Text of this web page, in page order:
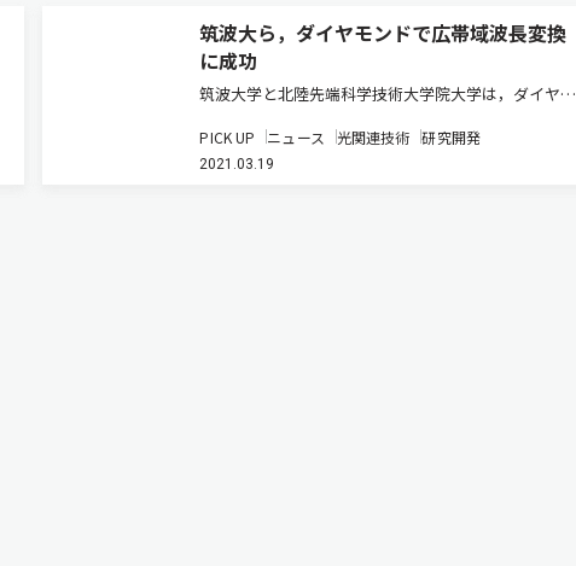
筑波大ら，ダイヤモンドで広帯域波長変換
に成功
筑波大学と北陸先端科学技術大学院大学は，ダイヤモ
ーを導入してダイヤモンド結晶の対称性を操作し，第
二高調波，第三高調波発生など，広帯域の波長変換を
PICK UP ニュース 光関連技術 研究開発
2021.03.19